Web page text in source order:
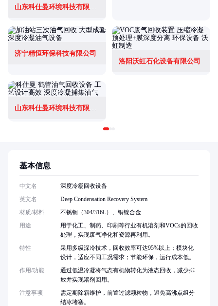
山东科仕曼环境科技有限公司
济宁精恒环保科技有限公司
洛阳沃虹石化设备有限公司
基本信息
中文名
深度冷凝回收设备
英文名
Deep Condensation Recovery System
材质/材料
不锈钢（304/316L）、铜镍合金
用途
用于化工、制药、印刷等行业有机溶剂和VOCs的回收
处理，实现废气净化和资源再利用。
特性
采用多级深冷技术，回收效率可达95%以上；模块化
设计，适应不同工况需求；节能环保，运行成本低。
作用/功能
通过低温冷凝将气态有机物转化为液态回收，减少排
放并实现溶剂回用。
注意事项
需定期除霜维护，前置过滤颗粒物，避免高沸点组分
结冰堵塞。